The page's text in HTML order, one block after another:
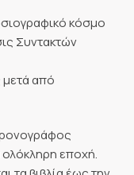
κόσμο
Συντακτών
από
εποχή.